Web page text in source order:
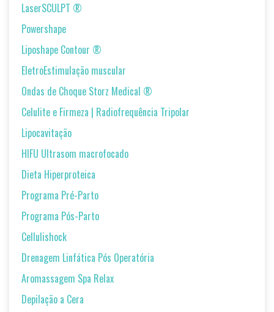
LaserSCULPT ®
Powershape
Liposhape Contour ®
EletroEstimulação muscular
Ondas de Choque Storz Medical ®
Celulite e Firmeza | Radiofrequência Tripolar
Lipocavitação
HIFU Ultrasom macrofocado
Dieta Hiperproteica
Programa Pré-Parto
Programa Pós-Parto
Cellulishock
Drenagem Linfática Pós Operatória
Aromassagem Spa Relax
Depilação a Cera